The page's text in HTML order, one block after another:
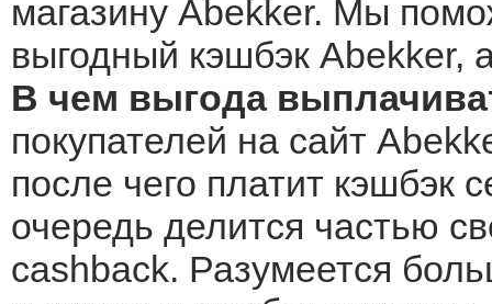
магазину Abekker. Мы
выгодный кэшбэк Abekker,
В чем выгода
покупателей на сайт
после чего платит кэшбэк
очередь делится частью
cashback. Разумеется